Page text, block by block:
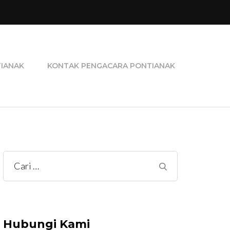
KONTAK PENGACARA PONTIANAK
Cari
untuk:
Hubungi Kami